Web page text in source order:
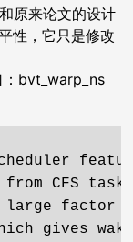
原来论文的设计
性，它只是修改
bvt_warp_ns
CFS tasks
large factor
gives